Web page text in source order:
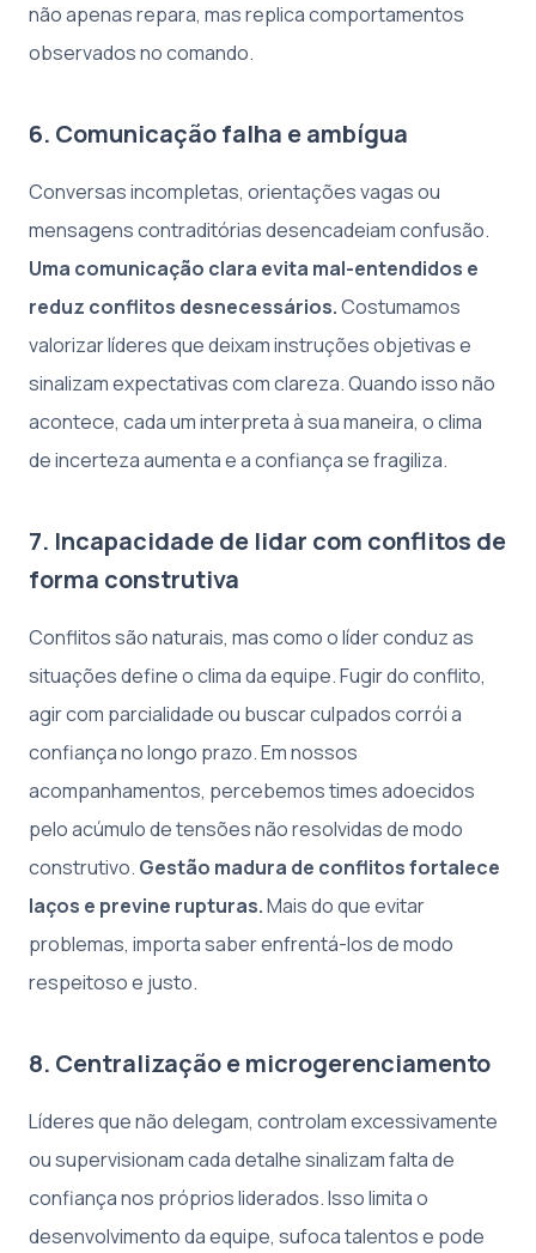
não apenas repara, mas replica comportamentos
observados no comando.
6. Comunicação falha e ambígua
Conversas incompletas, orientações vagas ou
mensagens contraditórias desencadeiam confusão.
Uma comunicação clara evita mal-entendidos e
reduz conflitos desnecessários.Costumamos
valorizar líderes que deixam instruções objetivas e
sinalizam expectativas com clareza. Quando isso não
acontece, cada um interpreta à sua maneira, o clima
de incerteza aumenta e a confiança se fragiliza.
7. Incapacidade de lidar com conflitos de
forma construtiva
Conflitos são naturais, mas como o líder conduz as
situações define o clima da equipe. Fugir do conflito,
agir com parcialidade ou buscar culpados corrói a
confiança no longo prazo. Em nossos
acompanhamentos, percebemos times adoecidos
pelo acúmulo de tensões não resolvidas de modo
construtivo. Gestão madura de conflitos fortalece
laços e previne rupturas.Mais do que evitar
problemas, importa saber enfrentá-los de modo
respeitoso e justo.
8. Centralização e microgerenciamento
Líderes que não delegam, controlam excessivamente
ou supervisionam cada detalhe sinalizam falta de
confiança nos próprios liderados. Isso limita o
desenvolvimento da equipe, sufoca talentos e pode